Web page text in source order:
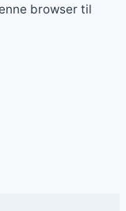
browser til